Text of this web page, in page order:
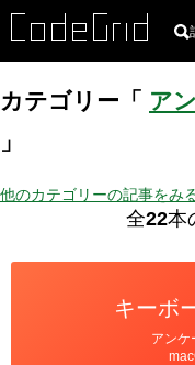
カテゴリー「 ア
」
他のカテゴリーの記事をみ
全22本
キーボ
アンケ